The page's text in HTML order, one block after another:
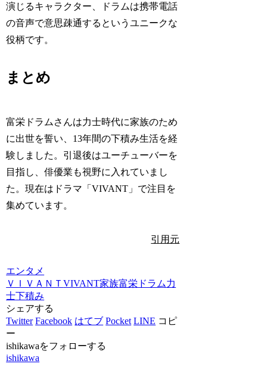
演じるキャラクター、ドラムは携帯電話
の音声で意思疎通するというユニークな
役柄です。
まとめ
富栄ドラムさんは力士時代に家族のため
に出世を誓い、13年間の下積み生活を経
験しました。引退後はユーチューバーを
目指し、俳優業も視野に入れていまし
た。現在はドラマ「VIVANT」で注目を
集めています。
引用元
エンタメ
ＶＩＶＡＮＴVIVANT家族富栄ドラム力
士下積み
シェアする
Twitter Facebook はてブ Pocket LINE コピ
ー
ishikawaをフォローする
ishikawa